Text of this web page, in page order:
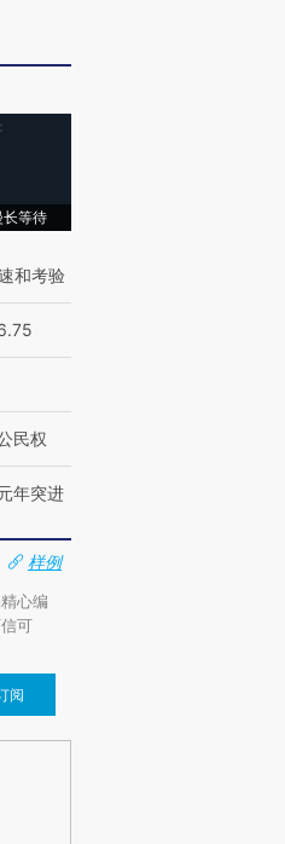
长等待
和考验
民权
年突进
样例
心编
可
阅